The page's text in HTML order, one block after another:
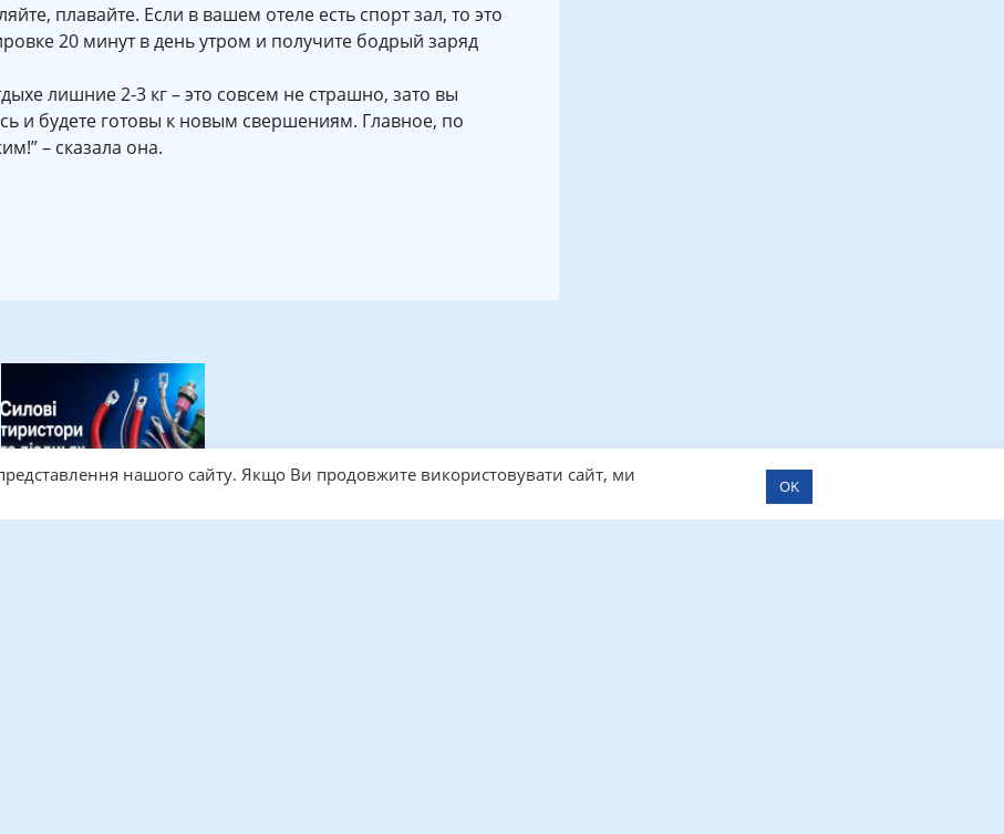
плавайте. Если в вашем отеле есть спорт зал, то это
20 минут в день утром и получите бодрый заряд
лишние 2-3 кг – это совсем не страшно, зато вы
и будете готовы к новым свершениям. Главное, по
– сказала она.
нашого сайту. Якщо Ви продовжите використовувати сайт, ми
OK